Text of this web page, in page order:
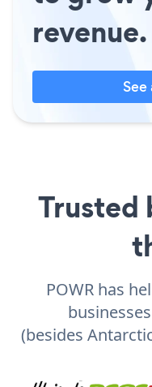
revenue.
Trusted
POWR has
(besides